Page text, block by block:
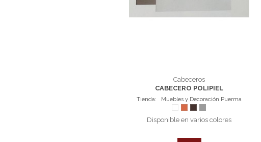
Cabeceros
CABECERO POLIPIEL
Tienda: Muebles y Decoración Puerma
Blanco
PetraChocolate
Gris
Disponible en varios colores